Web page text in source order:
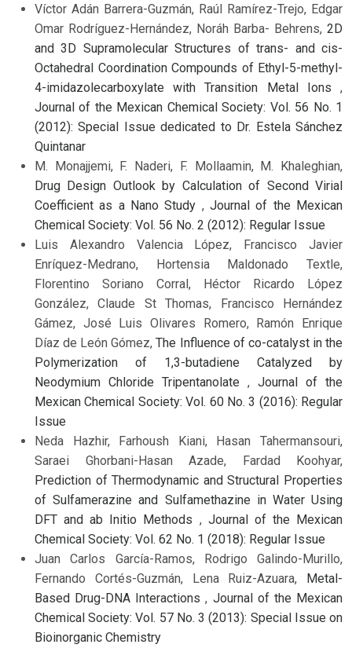
Víctor Adán Barrera-Guzmán, Raúl Ramírez-Trejo, Edgar
Omar Rodríguez-Hernández, Noráh Barba- Behrens, 2D
and 3D Supramolecular Structures of trans- and cis-
Octahedral Coordination Compounds of Ethyl-5-methyl-
4-imidazolecarboxylate with Transition Metal Ions ,
Journal of the Mexican Chemical Society: Vol. 56 No. 1
(2012): Special Issue dedicated to Dr. Estela Sánchez
Quintanar
M. Monajjemi, F. Naderi, F. Mollaamin, M. Khaleghian,
Drug Design Outlook by Calculation of Second Virial
Coefficient as a Nano Study ,Journal of the Mexican
Chemical Society: Vol. 56 No. 2 (2012): Regular Issue
Luis Alexandro Valencia López, Francisco Javier
Enríquez-Medrano, Hortensia Maldonado Textle,
Florentino Soriano Corral, Héctor Ricardo López
González, Claude St Thomas, Francisco Hernández
Gámez, José Luis Olivares Romero, Ramón Enrique
Díaz de León Gómez,The Influence of co-catalyst in the
Polymerization of 1,3-butadiene Catalyzed by
Neodymium Chloride Tripentanolate , Journal of the
Mexican Chemical Society: Vol. 60 No. 3 (2016): Regular
Issue
Neda Hazhir, Farhoush Kiani, Hasan Tahermansouri,
Saraei Ghorbani-Hasan Azade, Fardad Koohyar,
Prediction of Thermodynamic and Structural Properties
of Sulfamerazine and Sulfamethazine in Water Using
DFT and ab Initio Methods , Journal of the Mexican
Chemical Society: Vol. 62 No. 1 (2018): Regular Issue
Juan Carlos García-Ramos, Rodrigo Galindo-Murillo,
Fernando Cortés-Guzmán, Lena Ruiz-Azuara, Metal-
Based Drug-DNA Interactions, Journal of the Mexican
Chemical Society: Vol. 57 No. 3 (2013): Special Issue on
Bioinorganic Chemistry